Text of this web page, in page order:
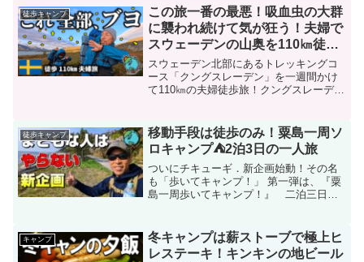
No 1「美笛キャンプ場」でキャンプキャ
ンプ飯レシピ豚肉...
徒歩キャンプ
この旅一番の最悪！吸血虫の大群
に襲われ続けて気が狂う！夫婦で
スウェーデンの山奥を110㎞徒歩
キャンプ／クングスレーデン／
Kungsleden
スウェーデン北部にあるトレッキングコ
ース「クングスレーデン」を一週間かけ
て110㎞の夫婦徒歩旅！クングスレーデン
Kungsleden⑥この旅で一番キツイ道を夫
婦...
徒歩キャンプ
移動手段は徒歩のみ！粟島一周ソ
ロキャンプ⛺2泊3日の一人旅
ついにチキューギ．新企画始動！その名
も「歩いてキャンプ！」 第一弾は、『粟
島一周歩いてキャンプ！』 二泊三日の
👜今回の持ち物一覧【今回の持ち物】 ■
バックパックアマゾ...
キャンプ
冬キャンプは薪ストーブで極上ヒ
レステーキ！キンキンの地ビール